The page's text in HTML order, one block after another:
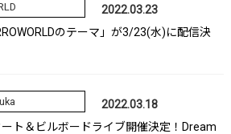
2022.03.23
のテーマ」が3/23(水)に配信決
2022.03.18
ト＆ビルボードライブ開催決定！Dream